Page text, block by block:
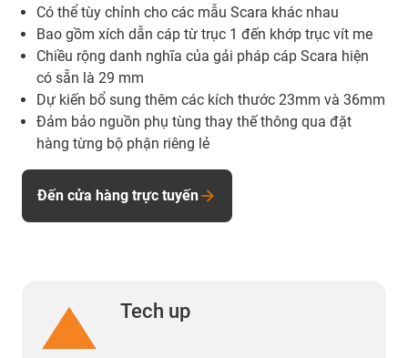
Có thể tùy chỉnh cho các mẫu Scara khác nhau
Bao gồm xích dẫn cáp từ trục 1 đến khớp trục vít me
Chiều rộng danh nghĩa của gải pháp cáp Scara hiện
có sẵn là 29 mm
Dự kiến bổ sung thêm các kích thước 23mm và 36mm
Đảm bảo nguồn phụ tùng thay thế thông qua đặt
hàng từng bộ phận riêng lẻ
Đến cửa hàng trực tuyến
Tech up